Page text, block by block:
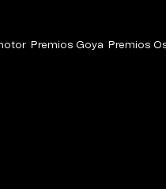
Premios Goya Premios